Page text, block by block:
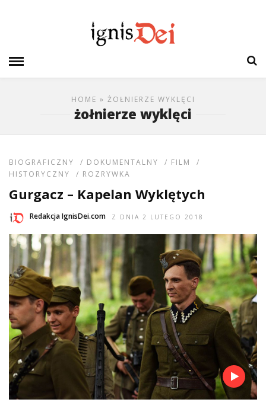
HOME » ŻOŁNIERZE WYKLĘCI
żołnierze wyklęci
BIOGRAFICZNY / DOKUMENTALNY / FILM
/
HISTORYCZNY
/ ROZRYWKA
Gurgacz – Kapelan Wyklętych
Redakcja IgnisDei.com Z DNIA 2 LUTEGO 2018